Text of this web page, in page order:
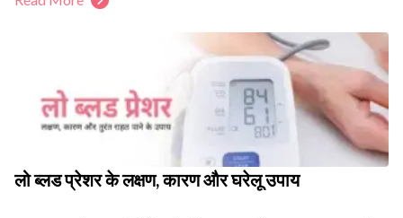
जीवनशैली, नियमित हार्ट चेकअप और समय पर विशेषज्ञ सलाह के महत्व पर
प्रकाश डालती है। यह सामग्री केवल शैक्षणिक उद्देश्य के लिए है और
व्यक्तिगत चिकित्सा सलाह का विकल्प नहीं है।
लो ब्लड प्रेशर के लक्षण, कारण और घरेलू उपाय